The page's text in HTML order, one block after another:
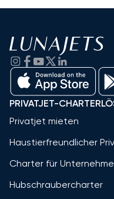
PRIVATJET-
Privatjet mieten
Haustierfreundlicher
Charter für
Hubschraubercharter